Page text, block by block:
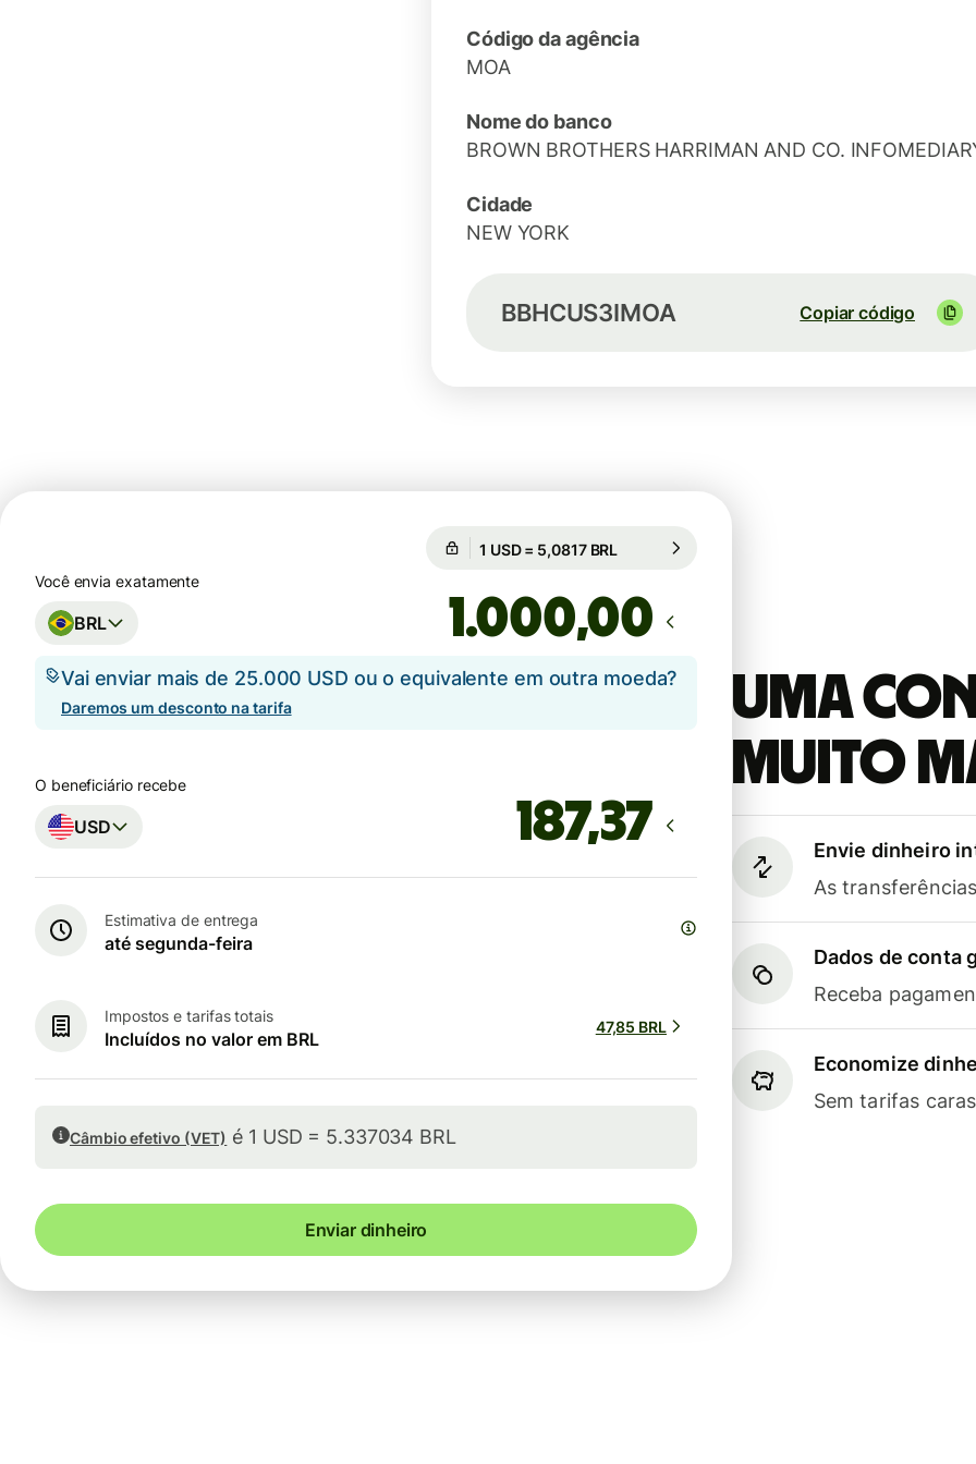
Código da agência
MOA
Nome do banco
BROWN BROTHERS HARRIMAN AND CO.
Cidade
NEW YORK
BBHCUS3IMOA Copiar código
Uma
muito
Envie dinheiro
As
Dados de conta
Receba
Economize
Sem tarifas
Câmbio comercial (26h)
Você envia exatamente
BRL ,00
Vai enviar mais de 25.000 USD ou o equivalente em outra moeda?
Daremos um desconto na tarifa
O beneficiário recebe
USD
Estimativa de entrega
até segunda-feira
Impostos e tarifas totais
Incluídos no valor em BRL
47,85 BRL
Câmbio efetivo (VET) é 1 USD = 5.337034 BRL
Enviar dinheiro